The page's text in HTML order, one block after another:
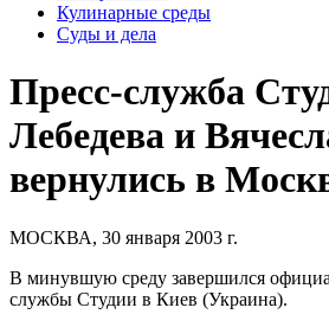
Кулинарные среды
Суды и дела
Пресс-служба
Лебедева и
вернулись в
МОСКВА, 30 января 2003 г.
В минувшую среду завершился
службы Студии в Киев (Украина).